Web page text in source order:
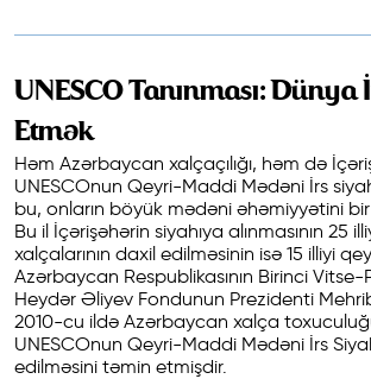
UNESCO Tanınması:
Etmək
Həm Azərbaycan xalçaçılığı, həm də
UNESCOnun Qeyri-Maddi Mədəni İrs
bu, onların böyük mədəni əhəmiyyətini
Bu il İçərişəhərin siyahıya alınmasının 25
xalçalarının daxil edilməsinin isə 15 illiyi
Azərbaycan Respublikasının Birinci Vitse-
Heydər Əliyev Fondunun Prezidenti
2010-cu ildə Azərbaycan xalça
UNESCOnun Qeyri-Maddi Mədəni İrs
edilməsini təmin etmişdir.